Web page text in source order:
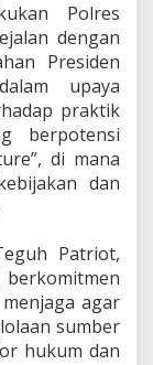
Polres
dengan
Presiden
upaya
praktik
berpotensi
di mana
dan
Patriot,
berkomitmen
agar
sumber
hukum dan